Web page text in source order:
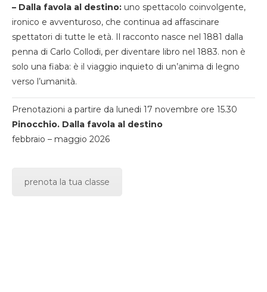
– Dalla favola al destino: uno spettacolo coinvolgente,
ironico e avventuroso, che continua ad affascinare
spettatori di tutte le età. Il racconto nasce nel 1881 dalla
penna di Carlo Collodi, per diventare libro nel 1883. non è
solo una fiaba: è il viaggio inquieto di un’anima di legno
verso l’umanità.
Prenotazioni a partire da lunedi 17 novembre ore 15.30
Pinocchio. Dalla favola al destino
febbraio – maggio 2026
prenota la tua classe